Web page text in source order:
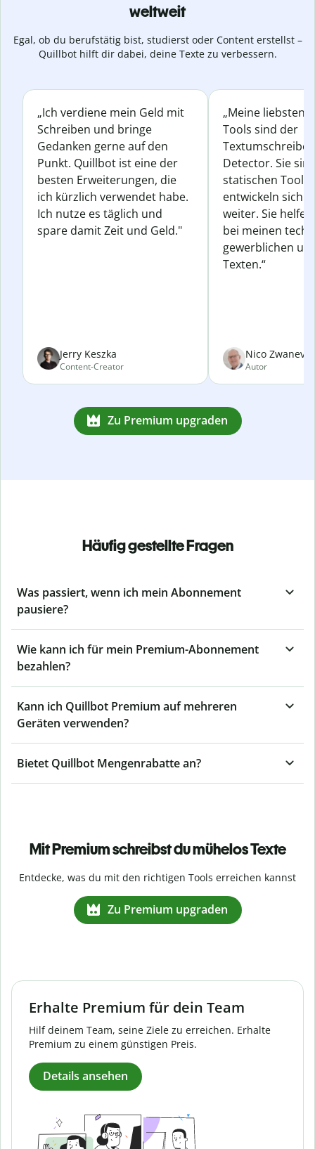
weltweit
Egal, ob du berufstätig bist, studierst oder Content erstellst –
Quillbot hilft dir dabei, deine Texte zu verbessern.
„Ich verdiene mein Geld mit
Schreiben und bringe
Gedanken gerne auf den
Punkt. Quillbot ist eine der
besten Erweiterungen, die
ich kürzlich verwendet habe.
Ich nutze es täglich und
spare damit Zeit und Geld."
Jerry Keszka
Content-Creator
„Meine liebsten
Tools sind der
Detector. Sie
statischen
entwickeln sich
weiter. Sie
bei meinen
gewerblichen
Texten.“
Nico
Autor
Zu Premium upgraden
Häufig gestellte Fragen
Was passiert, wenn ich mein Abonnement
pausiere?
Wie kann ich für mein Premium-Abonnement
bezahlen?
Kann ich Quillbot Premium auf mehreren
Geräten verwenden?
Bietet Quillbot Mengenrabatte an?
Mit Premium schreibst du mühelos Texte
Entdecke, was du mit den richtigen Tools erreichen kannst
Zu Premium upgraden
Erhalte Premium für dein Team
Hilf deinem Team, seine Ziele zu erreichen. Erhalte
Premium zu einem günstigen Preis.
Details ansehen